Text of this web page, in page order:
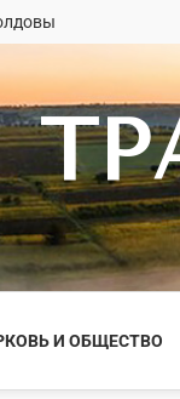
И ОБЩЕСТВО